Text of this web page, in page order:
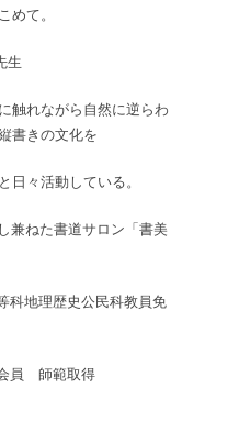
めて。
生
触れながら自然に逆らわ
書きの文化を
日々活動している。
兼ねた書道サロン「書美
地理歴史公民科教員免
員 師範取得